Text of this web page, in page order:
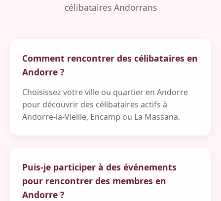
célibataires Andorrans
Comment rencontrer des célibataires en
Andorre ?
Choisissez votre ville ou quartier en Andorre
pour découvrir des célibataires actifs à
Andorre-la-Vieille, Encamp ou La Massana.
Puis-je participer à des événements
pour rencontrer des membres en
Andorre ?